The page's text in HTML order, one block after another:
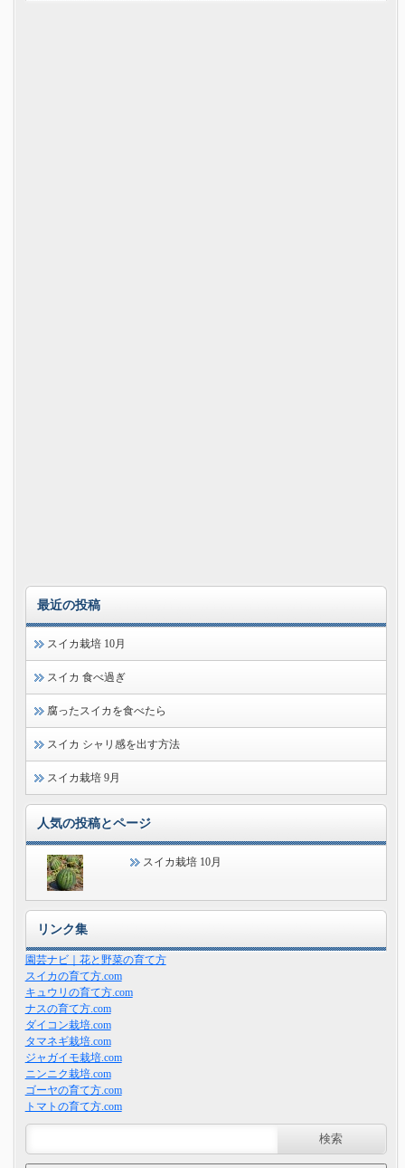
最近の投稿
スイカ栽培 10月
スイカ 食べ過ぎ
腐ったスイカを食べたら
スイカ シャリ感を出す方法
スイカ栽培 9月
人気の投稿とページ
スイカ栽培 10月
リンク集
園芸ナビ｜花と野菜の育て方
スイカの育て方.com
キュウリの育て方.com
ナスの育て方.com
ダイコン栽培.com
タマネギ栽培.com
ジャガイモ栽培.com
ニンニク栽培.com
ゴーヤの育て方.com
トマトの育て方.com